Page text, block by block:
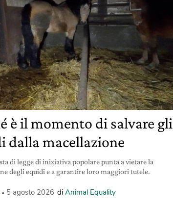
è il momento di salvare gli
dalla macellazione
di legge di iniziativa popolare punta a vietare la
degli equidi e a garantire loro maggiori tutele.
5 agosto 2026 di Animal Equality